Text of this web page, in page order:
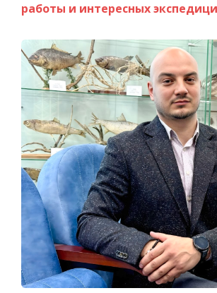
работы и интересных